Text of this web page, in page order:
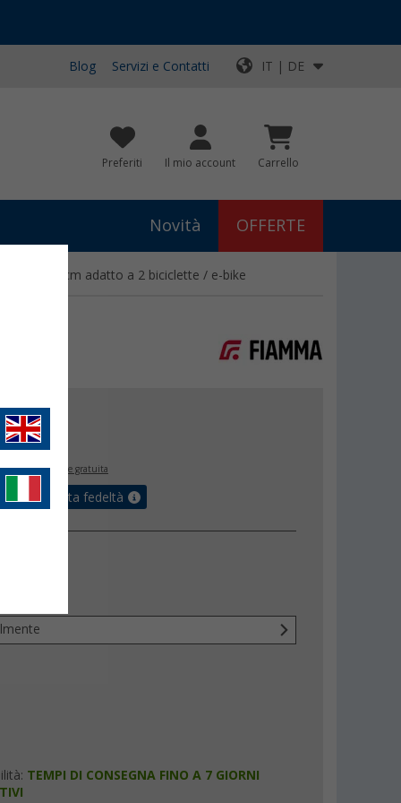
Blog Servizi e Contatti IT | DE
Preferiti Il mio account Carrello
Novità OFFERTE
di 77 cm adatto a 2 biciclette / e-bike
€
00€
spedizione gratuita
sulla tua carta fedeltà
TEMPI DI CONSEGNA FINO A 7 GIORNI